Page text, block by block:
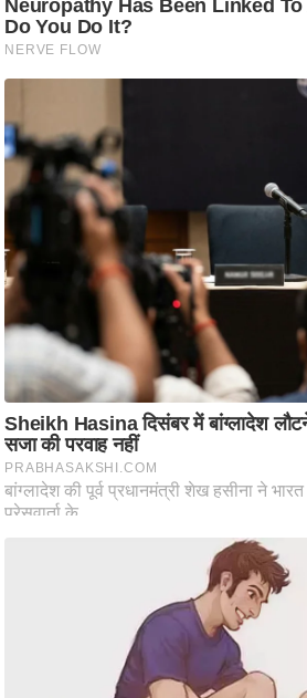
यि
क
मा
भू
मि
स्तं
ए
.
र
.
आ
ई
.